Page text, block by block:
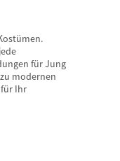
für Jung
modernen
Ihr